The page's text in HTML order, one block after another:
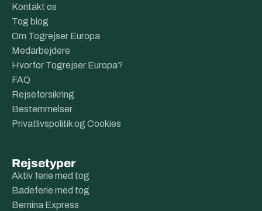
Kontakt os
Tog blog
Om Togrejser Europa
Medarbejdere
Hvorfor Togrejser Europa?
FAQ
Rejseforsikring
Bestemmelser
Privatlivspolitik og Cookies
Rejsetyper
Aktiv ferie med tog
Badeferie med tog
Bernina Express